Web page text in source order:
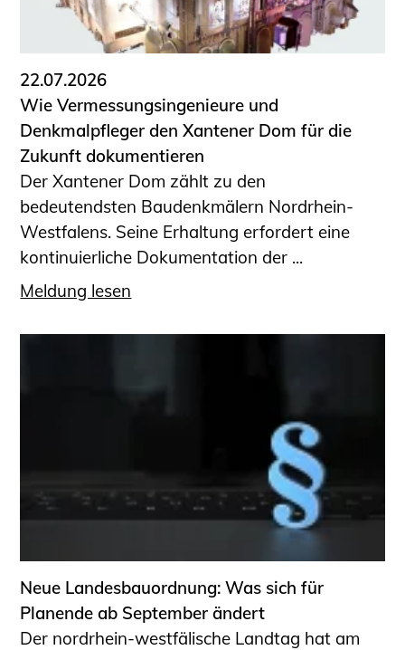
22.07.2026
Wie Vermessungsingenieure und
Denkmalpfleger den Xantener Dom für die
Zukunft dokumentieren
Der Xantener Dom zählt zu den
bedeutendsten Baudenkmälern Nordrhein-
Westfalens. Seine Erhaltung erfordert eine
kontinuierliche Dokumentation der ...
Meldung lesen
Neue Landesbauordnung: Was sich für
Planende ab September ändert
Der nordrhein-westfälische Landtag hat am